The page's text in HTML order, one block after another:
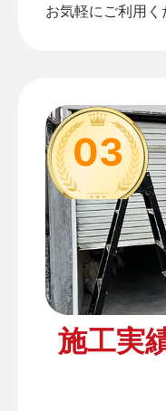
お気軽にご利用く
03
施工実